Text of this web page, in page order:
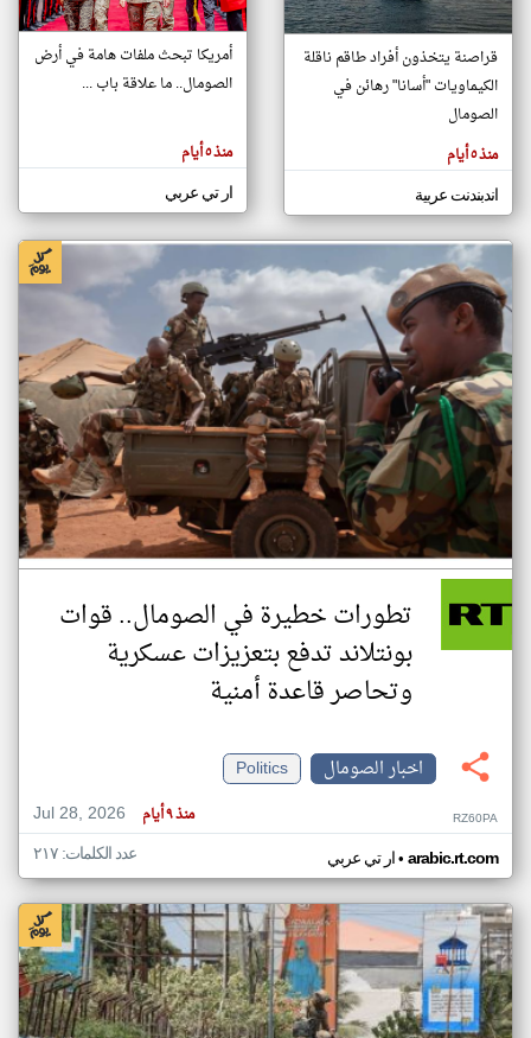
تغيير الدولة
اخبار الصومال على مدار الساعة
أهم اخبار الصومال العاجلة والمباشرة
المقالات
هنا عن
وجهة
كاتبيها.
قراصنة يتخذون أفراد طاقم ناقلة
الكيماويات "أسانا" رهائن في
الصومال
منذ ٥ أيام
اندبندنت عربية
أمريكا تبحث ملفات هامة في أرض
الصومال.. ما علاقة باب ...
منذ ٥ أيام
ار تي عربي
تطورات خطيرة في الصومال.. قوات
بونتلاند تدفع بتعزيزات عسكرية
وتحاصر قاعدة أمنية
اخبار الصومال
Politics
Jul 28, 2026
منذ ٩ أيام RZ60PA
ار تي عربي• arabic.rt.com عدد الكلمات: ٢١٧
klyoum.com